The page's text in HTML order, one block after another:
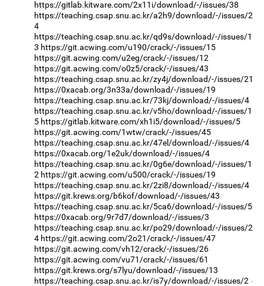
https://gitlab.kitware.com/2x11i/download/-/issues/38
https://teaching.csap.snu.ac.kr/a2h9/download/-/issues/2
4
https://teaching.csap.snu.ac.kr/qd9s/download/-/issues/1
3 https://git.acwing.com/u190/crack/-/issues/15
https://git.acwing.com/u2eg/crack/-/issues/12
https://git.acwing.com/o0z5/crack/-/issues/43
https://teaching.csap.snu.ac.kr/zy4j/download/-/issues/21
https://0xacab.org/3n33a/download/-/issues/19
https://teaching.csap.snu.ac.kr/73kj/download/-/issues/4
https://teaching.csap.snu.ac.kr/v5ho/download/-/issues/1
5 https://gitlab.kitware.com/xh1i5/download/-/issues/5
https://git.acwing.com/1wtw/crack/-/issues/45
https://teaching.csap.snu.ac.kr/47el/download/-/issues/4
https://0xacab.org/1e2uk/download/-/issues/4
https://teaching.csap.snu.ac.kr/0g6e/download/-/issues/1
2 https://git.acwing.com/u500/crack/-/issues/19
https://teaching.csap.snu.ac.kr/2zi8/download/-/issues/4
https://git.krews.org/b6kof/download/-/issues/43
https://teaching.csap.snu.ac.kr/5ca6/download/-/issues/5
https://0xacab.org/9r7d7/download/-/issues/3
https://teaching.csap.snu.ac.kr/po29/download/-/issues/2
4 https://git.acwing.com/2o21/crack/-/issues/47
https://git.acwing.com/vh12/crack/-/issues/26
https://git.acwing.com/vu71/crack/-/issues/61
https://git.krews.org/s7lyu/download/-/issues/13
https://teaching.csap.snu.ac.kr/is7y/download/-/issues/2